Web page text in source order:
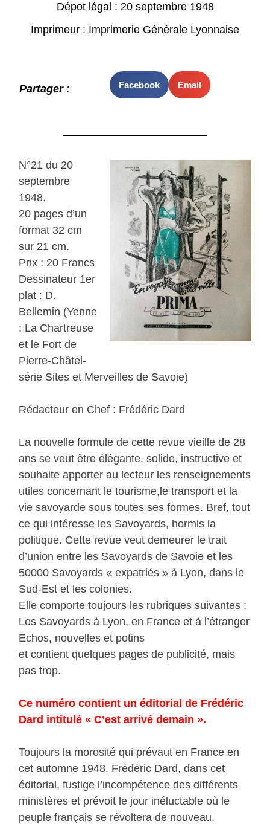
Dépot légal : 20 septembre 1948
Imprimeur : Imprimerie Générale Lyonnaise
Partager : Facebook Email
N°21 du 20
septembre
1948.
20 pages d’un
format 32 cm
sur 21 cm.
Prix : 20 Francs
Dessinateur 1er
plat : D.
Bellemin (Yenne
: La Chartreuse
et le Fort de
Pierre-Châtel-
série Sites et Merveilles de Savoie)
Rédacteur en Chef : Frédéric Dard
La nouvelle formule de cette revue vieille de 28
ans se veut être élégante, solide, instructive et
souhaite apporter au lecteur les renseignements
utiles concernant le tourisme,le transport et la
vie savoyarde sous toutes ses formes. Bref, tout
ce qui intéresse les Savoyards, hormis la
politique. Cette revue veut demeurer le trait
d’union entre les Savoyards de Savoie et les
50000 Savoyards « expatriés » à Lyon, dans le
Sud-Est et les colonies.
Elle comporte toujours les rubriques suivantes :
Les Savoyards à Lyon, en France et à l’étranger
Echos, nouvelles et potins
et contient quelques pages de publicité, mais
pas trop.
Ce numéro contient un éditorial de Frédéric
Dard intitulé « C’est arrivé demain ».
Toujours la morosité qui prévaut en France en
cet automne 1948. Frédéric Dard, dans cet
éditorial, fustige l’incompétence des différents
ministères et prévoit le jour inéluctable où le
peuple français se révoltera de nouveau.